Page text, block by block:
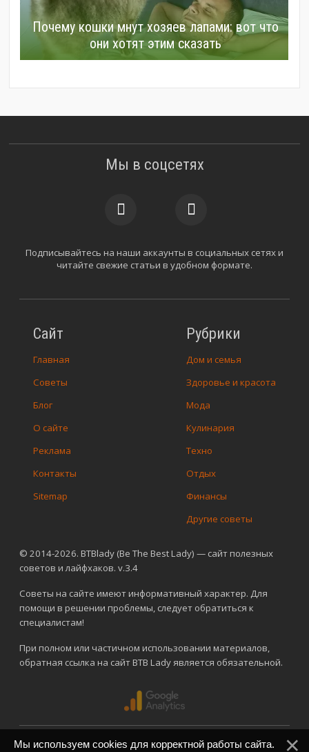
Почему кошки мнут хозяев лапами: вот что
они хотят этим сказать
© 2014-2026. BTBlady (Be The Best Lady) — сайт полезных
советов и лайфхаков. v.3.4
Советы на сайте имеют информативный характер. Для
помощи в решении проблемы, следует обратиться к
специалистам!
При полном или частичном использовании материалов,
обратная ссылка на сайт BTB Lady является обязательной.
Сайт
Главная
Советы
Блог
О сайте
Реклама
Контакты
Sitemap
Рубрики
Дом и семья
Здоровье и красота
Мода
Кулинария
Техно
Отдых
Финансы
Другие советы
Мы в соцсетях
Подписывайтесь на наши аккаунты в социальных сетях и
читайте свежие статьи в удобном формате.
Мы используем cookies для корректной работы сайта.